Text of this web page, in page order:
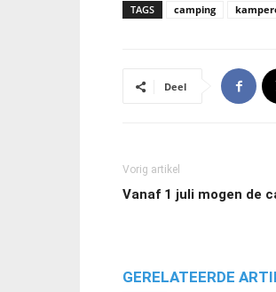
TAGS camping
Deel
Vorig artikel
Vanaf 1 juli mogen de
GERELATEERDE